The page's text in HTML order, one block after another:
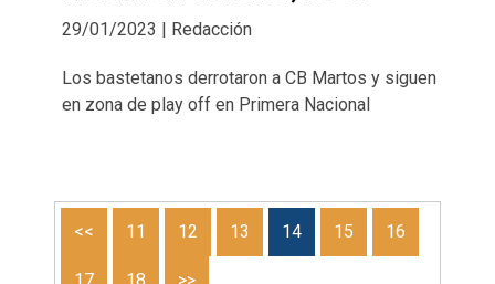
29/01/2023 | Redacción
Los bastetanos derrotaron a CB Martos y siguen
en zona de play off en Primera Nacional
<< 11 12 13 14 15 16